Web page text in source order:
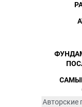
Авторские